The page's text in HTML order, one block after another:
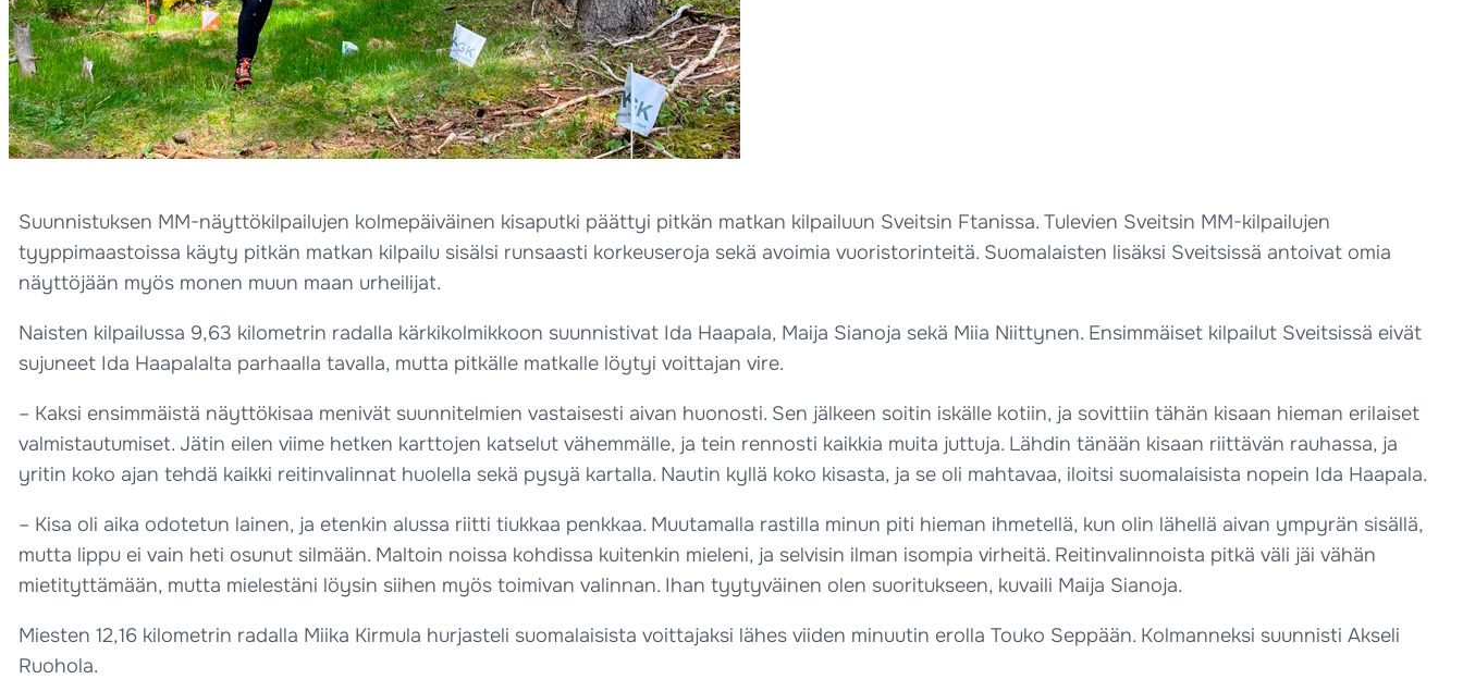
Suunnistuksen MM-näyttökilpailujen kolmepäiväinen kisaputki päättyi pitkän matkan kilpailuun Sveitsin Ftanissa. Tulevien Sveitsin MM-kilpailujen
tyyppimaastoissa käyty pitkän matkan kilpailu sisälsi runsaasti korkeuseroja sekä avoimia vuoristorinteitä. Suomalaisten lisäksi Sveitsissä antoivat omia
näyttöjään myös monen muun maan urheilijat.
Naisten kilpailussa 9,63 kilometrin radalla kärkikolmikkoon suunnistivat Ida Haapala, Maija Sianoja sekä Miia Niittynen. Ensimmäiset kilpailut Sveitsissä eivät
sujuneet Ida Haapalalta parhaalla tavalla, mutta pitkälle matkalle löytyi voittajan vire.
– Kaksi ensimmäistä näyttökisaa menivät suunnitelmien vastaisesti aivan huonosti. Sen jälkeen soitin iskälle kotiin, ja sovittiin tähän kisaan hieman erilaiset
valmistautumiset. Jätin eilen viime hetken karttojen katselut vähemmälle, ja tein rennosti kaikkia muita juttuja. Lähdin tänään kisaan riittävän rauhassa, ja
yritin koko ajan tehdä kaikki reitinvalinnat huolella sekä pysyä kartalla. Nautin kyllä koko kisasta, ja se oli mahtavaa, iloitsi suomalaisista nopein Ida Haapala.
– Kisa oli aika odotetun lainen, ja etenkin alussa riitti tiukkaa penkkaa. Muutamalla rastilla minun piti hieman ihmetellä, kun olin lähellä aivan ympyrän sisällä,
mutta lippu ei vain heti osunut silmään. Maltoin noissa kohdissa kuitenkin mieleni, ja selvisin ilman isompia virheitä. Reitinvalinnoista pitkä väli jäi vähän
mietityttämään, mutta mielestäni löysin siihen myös toimivan valinnan. Ihan tyytyväinen olen suoritukseen, kuvaili Maija Sianoja.
Miesten 12,16 kilometrin radalla Miika Kirmula hurjasteli suomalaisista voittajaksi lähes viiden minuutin erolla Touko Seppään. Kolmanneksi suunnisti Akseli
Ruohola.